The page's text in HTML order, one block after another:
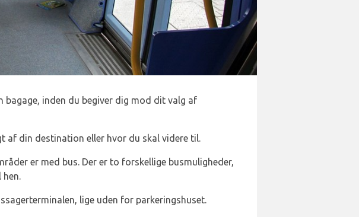
bagage, inden du begiver dig mod dit valg af
af din destination eller hvor du skal videre til.
er med bus. Der er to forskellige busmuligheder,
lige uden for parkeringshuset.